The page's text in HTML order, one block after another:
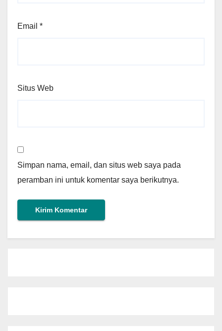
Email *
Situs Web
Simpan nama, email, dan situs web saya pada
peramban ini untuk komentar saya berikutnya.